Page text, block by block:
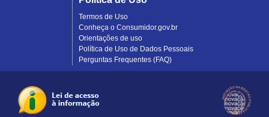
Termos de Uso
Conheça o Consumidor.gov.br
Orientações de uso
Política de Uso de Dados Pessoais
Perguntas Frequentes (FAQ)